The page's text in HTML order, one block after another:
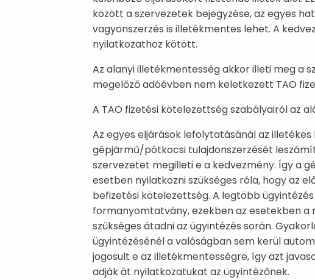
között a szervezetek bejegyzése, az egyes
vagyonszerzés is illetékmentes lehet. A
nyilatkozathoz kötött.
Az alanyi illetékmentesség akkor illeti meg a
megelőző adóévben nem keletkezett TAO
A TAO fizetési kötelezettség szabályairól az
Az egyes eljárások lefolytatásánál az
gépjármű/pótkocsi tulajdonszerzését
szervezetet megilleti e a kedvezmény. Így a
esetben nyilatkozni szükséges róla, hogy az
befizetési kötelezettség. A legtöbb
formanyomtatvány, ezekben az esetekben
szükséges átadni az ügyintézés során.
ügyintézésénél a valóságban sem kerül
jogosult e az illetékmentességre, így azt
adják át nyilatkozatukat az ügyintézőnek.